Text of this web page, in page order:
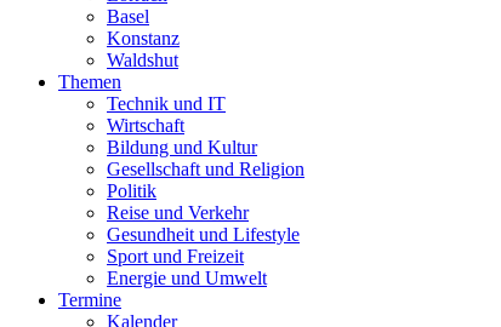
Basel
Konstanz
Waldshut
Themen
Technik und IT
Wirtschaft
Bildung und Kultur
Gesellschaft und Religion
Politik
Reise und Verkehr
Gesundheit und Lifestyle
Sport und Freizeit
Energie und Umwelt
Termine
Kalender